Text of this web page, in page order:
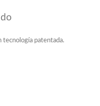
tecnología patentada.